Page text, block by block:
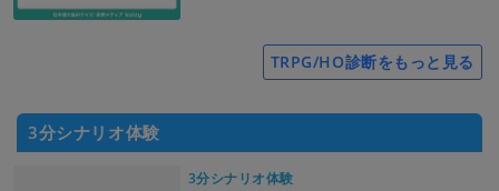
TRPG/HO診断をもっと見る
3分シナリオ体験
3分シナリオ体験